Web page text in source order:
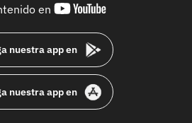
en
youtube-
nuestra app en
nuestra app en